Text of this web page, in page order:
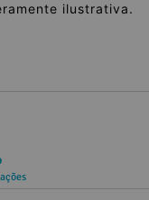
ilustrativa.